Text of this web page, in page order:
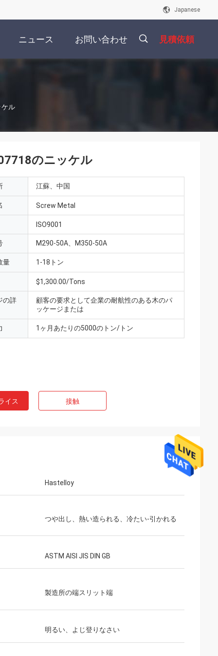
Japanese
ニュース お問い合わせ 見積依頼
ル
のニッケル
江蘇、中国
Screw Metal
ISO9001
M290-50A、M350-50A
量 1-18トン
$1,300.00/Tons
の詳
顧客の要求として企業の耐航性のある木のパ
ッケージまたは
1ヶ月あたりの5000のトン/トン
イス 接触
Hastelloy
つや出し、熱い造られる、冷たい-引かれる
ASTM AISI JIS DIN GB
製造所の端スリット端
明るい、よじ登りなさい